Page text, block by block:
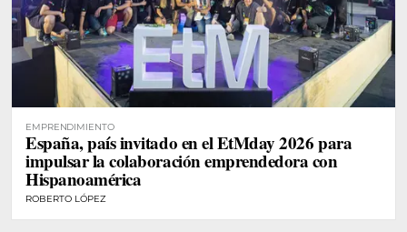
EMPRENDIMIENTO
España, país invitado en el EtMday 2026 para
impulsar la colaboración emprendedora con
Hispanoamérica
ROBERTO LÓPEZ